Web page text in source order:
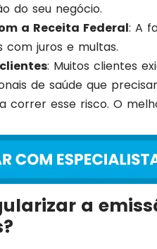
do seu negócio.
a Receita Federal: A
com juros e multas.
: Muitos clientes
de saúde que
correr esse risco. O
a